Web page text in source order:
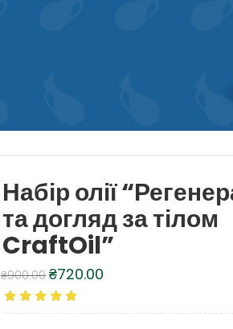
Набір олії
та догляд за тілом
CraftOil”
₴900.00
Оригінальна
ціна:
₴720.00
Поточна
ціна: